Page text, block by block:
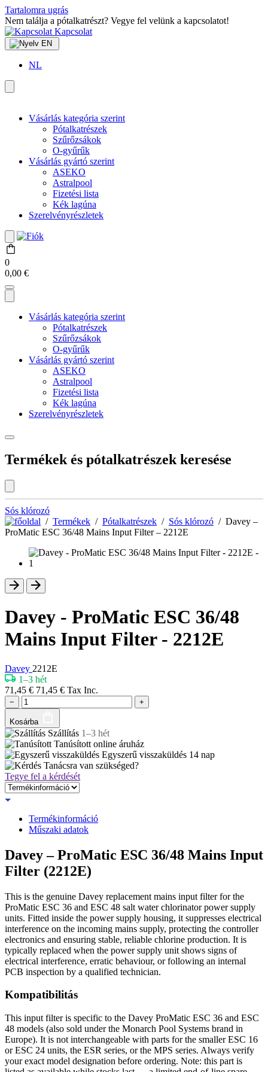
Tartalomra ugrás
Nem találja a pótalkatrészt? Vegye fel velünk a kapcsolatot!
Kapcsolat
EN
NL
Vásárlás kategória szerint
Pótalkatrészek
Szűrőzsákok
O-gyűrűk
Vásárlás gyártó szerint
ASEKO
Astralpool
Fizetési lista
Kék lagúna
Szerelvényrészletek
0
0,00 €
Vásárlás kategória szerint
Pótalkatrészek
Szűrőzsákok
O-gyűrűk
Vásárlás gyártó szerint
ASEKO
Astralpool
Fizetési lista
Kék lagúna
Szerelvényrészletek
Termékek és pótalkatrészek keresése
Sós klórozó
/ Termékek / Pótalkatrészek / Sós klórozó / Davey –
ProMatic ESC 36/48 Mains Input Filter – 2212E
Davey - ProMatic ESC 36/48
Mains Input Filter - 2212E
Davey 2212E
1–3 hét
71,45 € 71,45 € Tax Inc.
− +
Kosárba
Szállítás 1–3 hét
Tanúsított online áruház
Egyszerű visszaküldés 14 nap
Tanácsra van szükséged?
Tegye fel a kérdését
Termékinformáció
Műszaki adatok
Davey – ProMatic ESC 36/48 Mains Input
Filter (2212E)
This is the genuine Davey replacement mains input filter for the
ProMatic ESC 36 and ESC 48 salt water chlorinator power supply
units. Fitted inside the power supply housing, it suppresses electrical
interference on the incoming mains supply, protecting the controller
electronics and ensuring stable, reliable chlorine production. It is
typically replaced when the power supply unit shows signs of
electrical interference, erratic behaviour, or following an internal
PCB inspection by a qualified technician.
Kompatibilitás
This input filter is specific to the Davey ProMatic ESC 36 and ESC
48 models (also sold under the Monarch Pool Systems brand in
Europe). It is not interchangeable with parts for the smaller ESC 16
or ESC 24 units, the ESR series, or the MPS series. Always verify
your exact model designation before ordering. Note: this part is